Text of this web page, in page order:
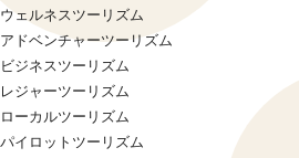
ウェルネスツーリズム
アドベンチャーツーリズム
ビジネスツーリズム
レジャーツーリズム
ローカルツーリズム
パイロットツーリズム